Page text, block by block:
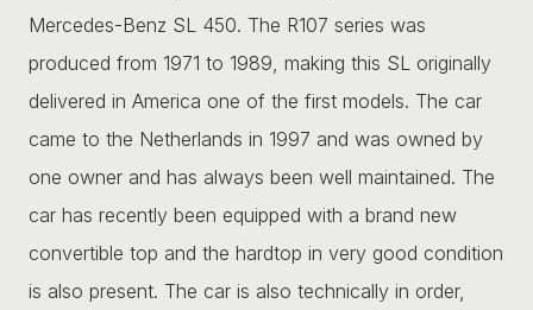
Mercedes-Benz SL 450. The R107 series was
produced from 1971 to 1989, making this SL originally
delivered in America one of the first models. The car
came to the Netherlands in 1997 and was owned by
one owner and has always been well maintained. The
car has recently been equipped with a brand new
convertible top and the hardtop in very good condition
is also present. The car is also technically in order,